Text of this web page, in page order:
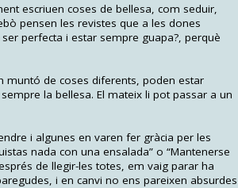
escriuen coses de bellesa, com seduir,
pensen les revistes que a les dones
perfecta i estar sempre guapa?, perquè
muntó de coses diferents, poden estar
la bellesa. El mateix li pot passar a un
i algunes en varen fer gràcia per les
nada con una ensalada” o “Mantenerse
de llegir-les totes, em vaig parar ha
i en canvi no ens pareixen absurdes